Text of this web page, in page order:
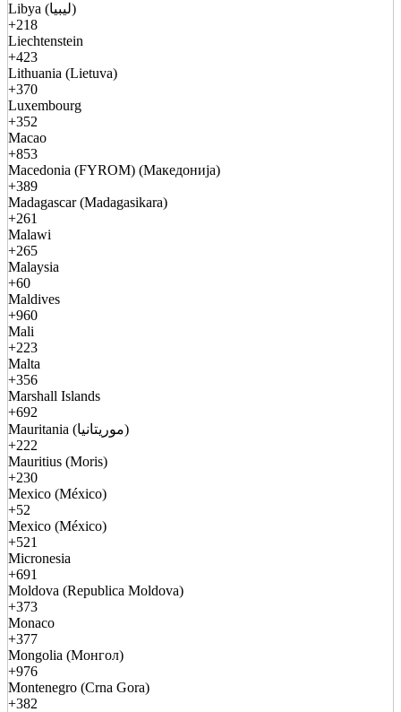
Libya (ليبيا)
+218
Liechtenstein
+423
Lithuania (Lietuva)
+370
Luxembourg
+352
Macao
+853
Macedonia (FYROM) (Македонија)
+389
Madagascar (Madagasikara)
+261
Malawi
+265
Malaysia
+60
Maldives
+960
Mali
+223
Malta
+356
Marshall Islands
+692
Mauritania (موريتانيا)
+222
Mauritius (Moris)
+230
Mexico (México)
+52
Mexico (México)
+521
Micronesia
+691
Moldova (Republica Moldova)
+373
Monaco
+377
Mongolia (Монгол)
+976
Montenegro (Crna Gora)
+382